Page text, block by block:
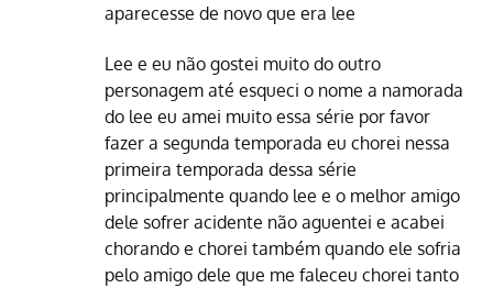
aparecesse de novo que era lee
Lee e eu não gostei muito do outro
personagem até esqueci o nome a namorada
do lee eu amei muito essa série por favor
fazer a segunda temporada eu chorei nessa
primeira temporada dessa série
principalmente quando lee e o melhor amigo
dele sofrer acidente não aguentei e acabei
chorando e chorei também quando ele sofria
pelo amigo dele que me faleceu chorei tanto